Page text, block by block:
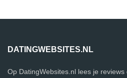
DATINGWEBSITES.NL
Op DatingWebsites.nl lees je